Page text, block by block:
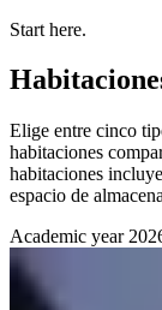
Start here.
Elige entre cinco
habitaciones
habitaciones
espacio de
Academic year